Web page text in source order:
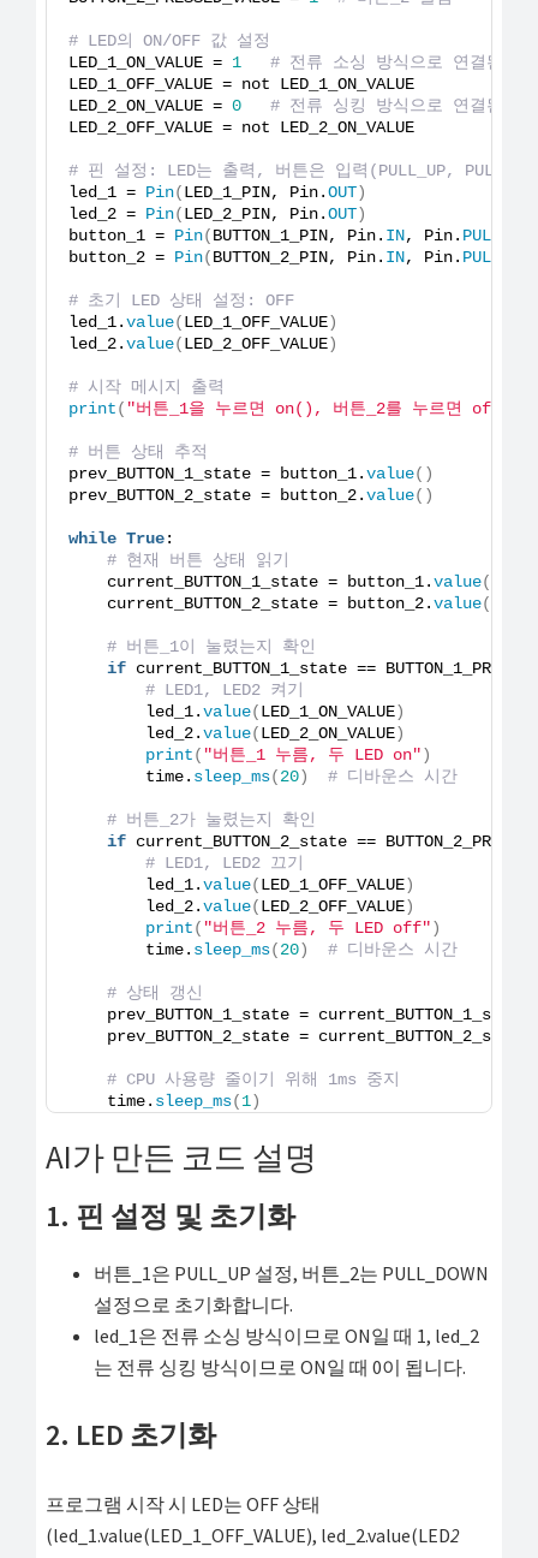
# LED의 ON/OFF 값 설정
LED_1_ON_VALUE = 1
# 전류 소싱 방식으로 연결된
LED_1_OFF_VALUE = not LED_1_ON_VALUE
LED_2_ON_VALUE = 0
# 전류 싱킹 방식으로 연결된
LED_2_OFF_VALUE = not LED_2_ON_VALUE
# 핀 설정: LED는 출력, 버튼은 입력(PULL_UP,
led_1 = Pin(LED_1_PIN, Pin.OUT)
led_2 = Pin(LED_2_PIN, Pin.OUT)
button_1 = Pin(BUTTON_1_PIN, Pin. IN, Pin. PULL_UP
button_2 = Pin(BUTTON_2_PIN, Pin. IN, Pin.
# 초기 LED 상태 설정: OFF
led_1.value(LED_1_OFF_VALUE)
led_2.value(LED_2_OFF_VALUE)
# 시작 메시지 출력
print( "버튼_1을 누르면 on(), 버튼_2를 누르면 off()"
# 버튼 상태 추적
prev_BUTTON_1_state = button_1.value()
prev_BUTTON_2_state = button_2.value()
while True:
# 현재 버튼 상태 읽기
    current_BUTTON_1_state = button_1.
value()
    current_BUTTON_2_state = button_2.
value()
# 버튼_1이 눌렸는지 확인
if current_BUTTON_1_state ==
# LED1, LED2 켜기
        led_1.
value(LED_1_ON_VALUE)
        led_2.
value(LED_2_ON_VALUE)
print( "버튼_1 누름, 두 LED on")
        time.
sleep_ms(20) # 디바운스 시간
# 버튼_2가 눌렸는지 확인
if current_BUTTON_2_state ==
# LED1, LED2 끄기
        led_1.
value(LED_1_OFF_VALUE)
        led_2.
value(LED_2_OFF_VALUE)
print( "버튼_2 누름, 두 LED off")
        time.
sleep_ms(20) # 디바운스 시간
# 상태 갱신
    prev_BUTTON_1_state = current_BUTTON_1_state
    prev_BUTTON_2_state = current_BUTTON_2_state
# CPU 사용량 줄이기 위해 1ms 중지
    time.
sleep_ms(1)
AI가 만든 코드 설명
1. 핀 설정 및 초기화
버튼_1은 PULL_UP 설정, 버튼_2는 PULL_DOWN
설정으로 초기화합니다.
led_1은 전류 소싱 방식이므로 ON일 때 1, led_2
는 전류 싱킹 방식이므로 ON일 때 0이 됩니다.
2. LED 초기화
프로그램 시작 시 LED는 OFF 상태
(led_1.value(LED_1_OFF_VALUE), led_2.value(LED2